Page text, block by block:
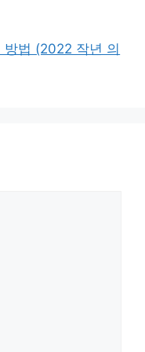
방법 (2022 작년 의